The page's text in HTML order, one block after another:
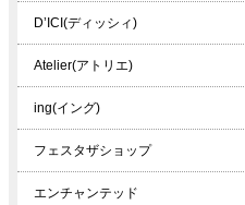
D’ICI(ディッシィ)
Atelier(アトリエ)
ing(イング)
フェスタザショップ
エンチャンテッド